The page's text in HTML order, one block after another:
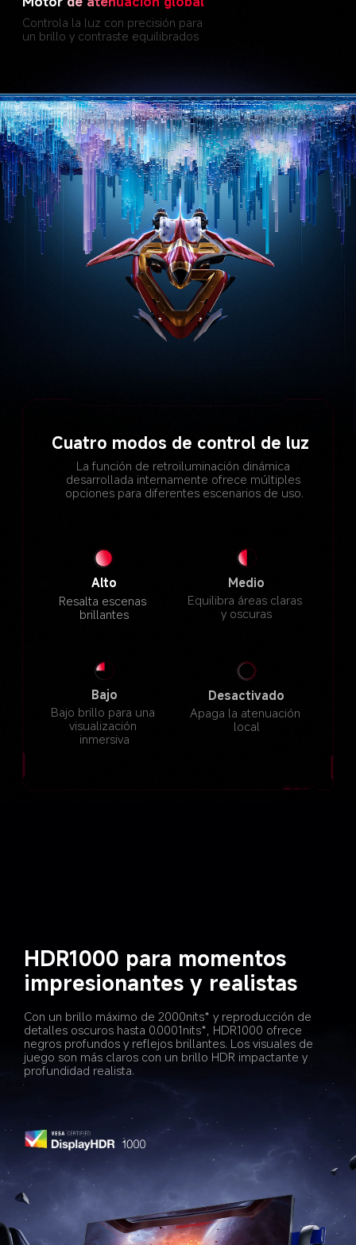
Controla la luz con precisión para
un brillo y contraste equilibrados
Cuatro modos de control de luz
La función de retroiluminación dinámica
desarrollada internamente ofrece múltiples
opciones para diferentes escenarios de uso.
Alto
Resalta escenas
brillantes
Medio
Equilibra áreas claras
y oscuras
Bajo
Bajo brillo para una
visualización
inmersiva
Desactivado
Apaga la atenuación
local
HDR1000 para momentos
impresionantes y realistas
Con un brillo máximo de 2000nits* y reproducción de
detalles oscuros hasta 0.0001nits*, HDR1000 ofrece
negros profundos y reflejos brillantes. Los visuales de
juego son más claros con un brillo HDR impactante y
profundidad realista.